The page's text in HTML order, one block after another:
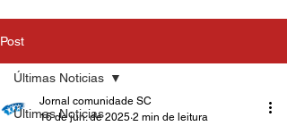
Post
Últimas Noticias
Últimas Noticias
Jornal comunidade SC
16 de jun. de 2025 2 min de leitura